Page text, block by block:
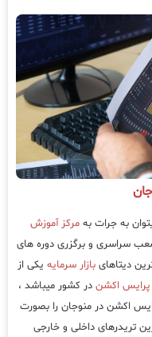
به جرات به مرکز آموزش
سراسری و برگزری دوره های
دیتاهای بازار سرمایه یکی از
اکشن در کشور میباشد ،
اکشن در منوجان را بصورت
تریدرهای داخلی و خارجی